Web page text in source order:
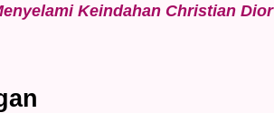
Keindahan Christian Dior